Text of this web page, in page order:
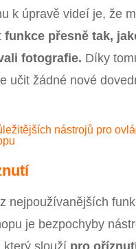
k úpravě videí je, že
funkce přesně tak,
fotografie. Díky
učit žádné nové
nástrojů pro
nejpoužívanějších
je bezpochyby
který slouží pro